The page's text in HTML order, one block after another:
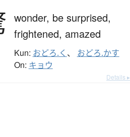
wonder, be surprised,
frightened, amazed
Kun: おどろ.く 、 おどろ.かす
On: キョウ
Details ▸